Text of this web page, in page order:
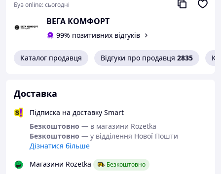
Стандарт (група) - ISO 15979;
Матеріал - сталь;
Головка - плоска;
Товщина матеріалу, що закріплюється (max), мм - 24;
<Д>Діаметр, мм - 6,4;
Довжина, мм - 30;
Був online:сьогодні
ВЕГА КОМФОРТ
99% позитивних відгуків
Каталог продавця Відгуки про продавця 2835
Доставка
Підписка на доставку Smart
Безкоштовно — в магазини Rozetka
Безкоштовно — у відділення Нової Пошти
Дізнатися більше
Магазини Rozetka
Безкоштовно